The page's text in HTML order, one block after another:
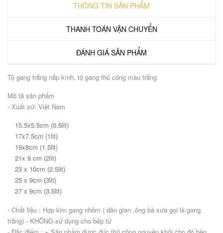
THÔNG TIN SẢN PHẨM
THANH TOÁN VẬN CHUYỂN
ĐÁNH GIÁ SẢN PHẨM
Tộ gang trắng nắp kính, tộ gang thủ công màu trắng
Mô tả sản phẩm
- Xuất xứ: Việt Nam
15.5x5.5cm (0.5lit)
17x7.5cm (1lit)
19x8cm (1.5lit)
21x 9 cm (2lit)
23 x 10cm (2.5lit)
25 x 9cm (3lit)
27 x 9cm (3.5lit)
- Chất liệu : Hợp kim gang nhôm ( dân gian ,ông bà xưa gọi là gang
trắng) - KHÔNG sử dụng cho bếp từ